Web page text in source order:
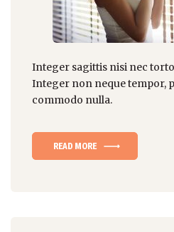
Integer sagittis nisi nec
Integer non neque tempor,
commodo nulla.
READ MORE